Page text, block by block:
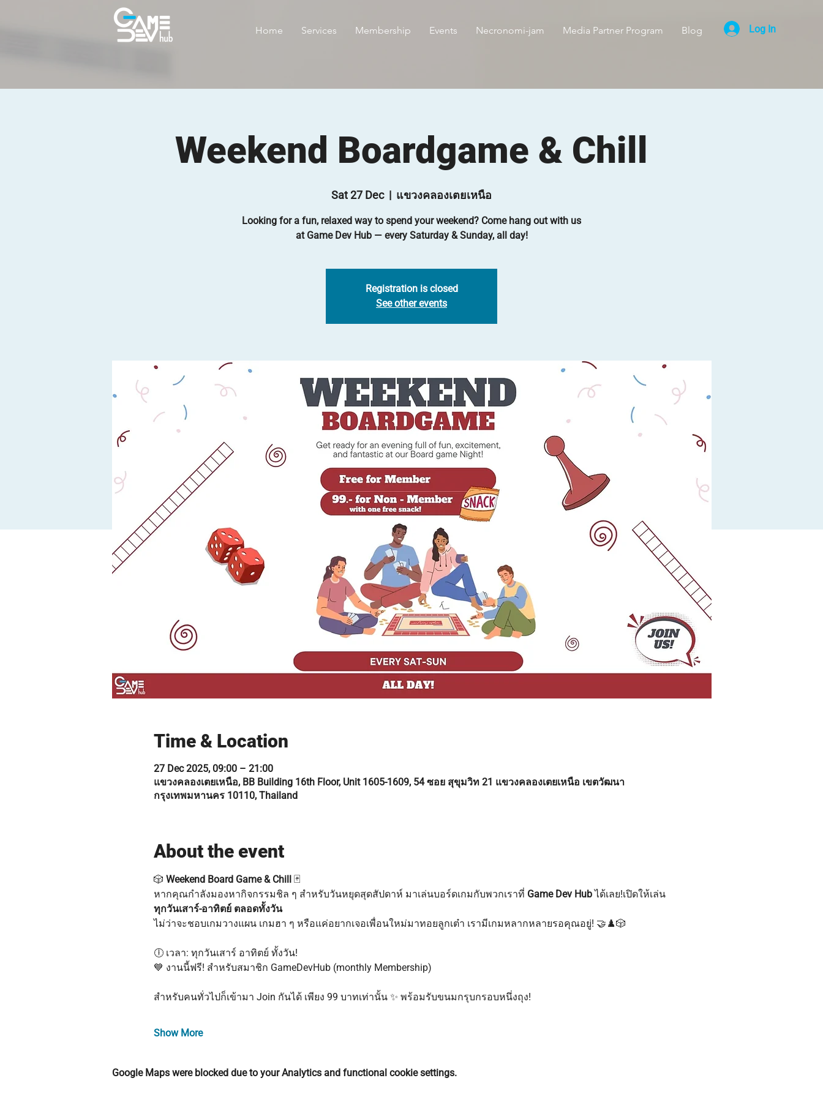
Home Services Membership Events Necronomi-jam Media Partner Program Blog Log In
Weekend Boardgame & Chill
Sat 27 Dec
  |
แขวงคลองเตยเหนือ
Looking for a fun, relaxed way to spend your weekend? Come hang out with us
at Game Dev Hub — every Saturday & Sunday, all day!
Registration is closed
See other events
Time & Location
27 Dec 2025, 09:00 – 21:00
แขวงคลองเตยเหนือ, BB Building 16th Floor, Unit 1605-1609, 54 ซอย สุขุมวิท 21 แขวงคลองเตยเหนือ เขตวัฒนา
กรุงเทพมหานคร 10110, Thailand
About the event
🎲 Weekend Board Game & Chill 🃏
หากคุณกำลังมองหากิจกรรมชิล ๆ สำหรับวันหยุดสุดสัปดาห์ มาเล่นบอร์ดเกมกับพวกเราที่ Game Dev Hub ได้เลย!เปิดให้เล่น
ทุกวันเสาร์-อาทิตย์ ตลอดทั้งวัน
ไม่ว่าจะชอบเกมวางแผน เกมฮา ๆ หรือแค่อยากเจอเพื่อนใหม่มาทอยลูกเต๋า เรามีเกมหลากหลายรอคุณอยู่! 🤝♟️🎲
🕕 เวลา: ทุกวันเสาร์ อาทิตย์ ทั้งวัน!
💙 งานนี้ฟรี! สำหรับสมาชิก GameDevHub (monthly Membership)
สำหรับคนทั่วไปก็เข้ามา Join กันได้ เพียง 99 บาทเท่านั้น ✨ พร้อมรับขนมกรุบกรอบหนึ่งถุง!
Show More
Google Maps were blocked due to your Analytics and functional cookie settings.